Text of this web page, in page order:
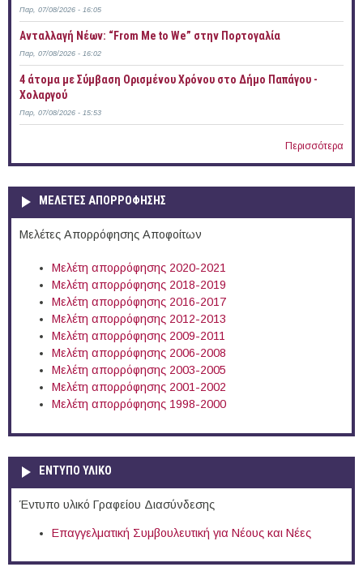
Παρ, 07/08/2026 - 16:05
Ανταλλαγή Νέων: “From Me to We” στην Πορτογαλία
Παρ, 07/08/2026 - 16:02
4 άτομα με Σύμβαση Ορισμένου Χρόνου στο Δήμο Παπάγου -
Χολαργού
Παρ, 07/08/2026 - 15:53
Περισσότερα
ΜΕΛΕΤΕΣ ΑΠΟΡΡΟΦΗΣΗΣ
Μελέτες Απορρόφησης Αποφοίτων
Μελέτη απορρόφησης 2020-2021
Μελέτη απορρόφησης 2018-2019
Μελέτη απορρόφησης 2016-2017
Μελέτη απορρόφησης 2012-2013
Μελέτη απορρόφησης 2009-2011
Μελέτη απορρόφησης 2006-2008
Μελέτη απορρόφησης 2003-2005
Μελέτη απορρόφησης 2001-2002
Μελέτη απορρόφησης 1998-2000
ΕΝΤΥΠΟ ΥΛΙΚΟ
Έντυπο υλικό Γραφείου Διασύνδεσης
Επαγγελματική Συμβουλευτική για Νέους και Νέες